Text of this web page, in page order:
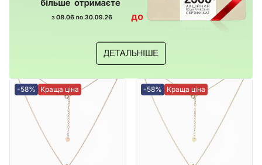
-58% Краща ціна -58% Краща ціна